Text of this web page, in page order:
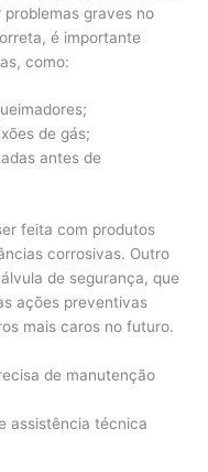
graves no
é importante
como:
de gás;
antes de
feita com produtos
corrosivas. Outro
de segurança, que
ações preventivas
mais caros no futuro.
de manutenção
assistência técnica